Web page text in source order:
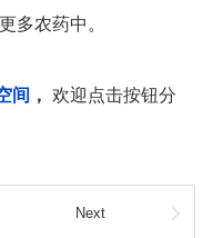
多农药中。
间 ， 欢迎点击按钮分
Next